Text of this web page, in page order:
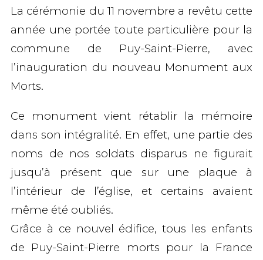
La cérémonie du 11 novembre a revêtu cette
année une portée toute particulière pour la
commune de Puy-Saint-Pierre, avec
l’inauguration du nouveau Monument aux
Morts.
Ce monument vient
rétablir la mémoire
dans son intégralité. En effet, une partie des
noms de nos soldats disparus ne figurait
jusqu’à présent que sur une plaque à
l’intérieur de l’église, et certains avaient
même été oubliés.
Grâce à ce nouvel édifice,tous les enfants
de Puy-Saint-Pierre morts pour la France